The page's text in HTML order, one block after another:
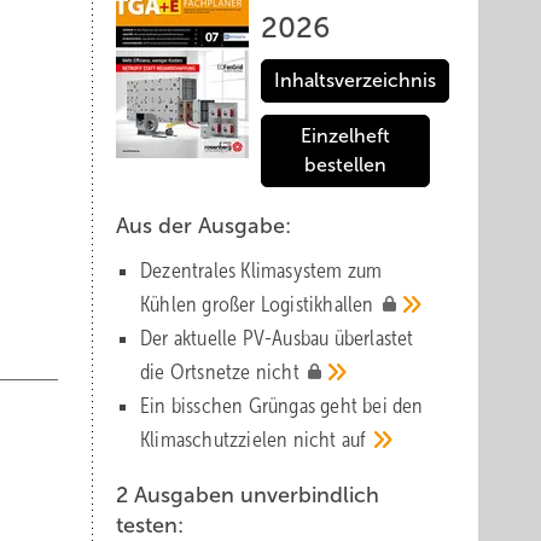
2026
Inhaltsverzeichnis
Einzelheft
bestellen
Aus der Ausgabe:
Dezentrales Klimasystem zum
Kühlen großer Logistik­hallen
Der aktuelle PV-Ausbau über­lastet
die Orts­netze nicht
Ein bisschen Grüngas geht bei den
Klima­schutz­zielen nicht auf
2 Ausgaben unverbindlich
testen: